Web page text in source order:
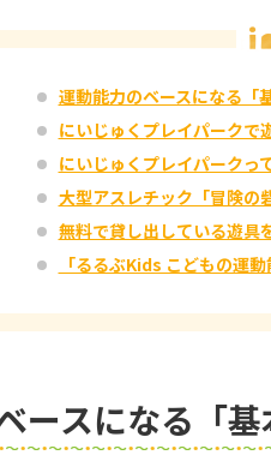
運動能力のベースになる「
にいじゅくプレイパークで
にいじゅくプレイパークっ
大型アスレチック「冒険の
無料で貸し出している遊具
「るるぶKids こどもの運
ースになる「